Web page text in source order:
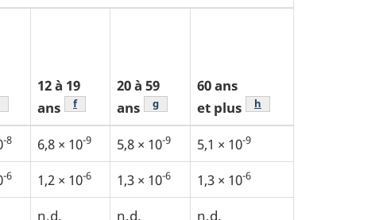
de bas de page
12 à 19
ans
Note de bas de page
f
20 à 59
ans
Note de bas de page
g
60 ans
et plus
Note de bas de page
h
-8 6,8 × 10-9 5,8 × 10-9 5,1 × 10-9
-6 1,2 × 10-6 1,3 × 10-6 1,3 × 10-6
n.d. n.d.
n.d.